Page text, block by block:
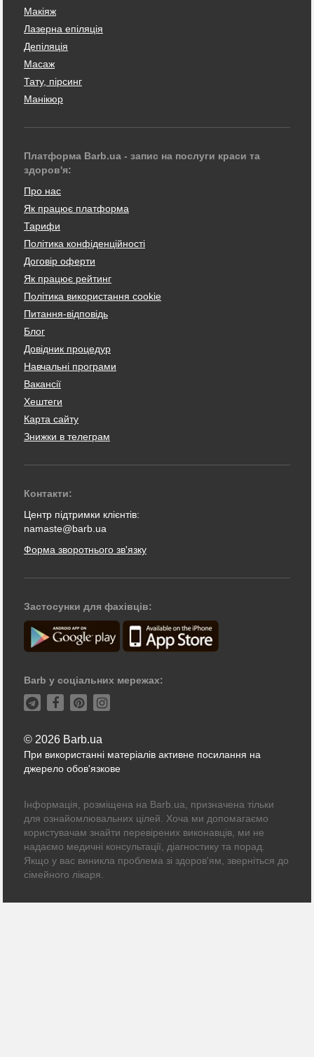
Макіяж
Лазерна епіляція
Депіляція
Масаж
Тату, пірсинг
Манікюр
Платформа Barb.ua - запис на послуги краси та
здоров'я:
Про нас
Як працює платформа
Тарифи
Політика конфіденційності
Договір оферти
Як працює рейтинг
Політика використання cookie
Питання-відповідь
Блог
Довідник процедур
Навчальні програми
Вакансії
Хештеги
Карта сайту
Знижки в телеграм
Контакти:
Центр підтримки клієнтів:
namaste@barb.ua
Форма зворотнього зв'язку
Застосунки для фахівців:
Barb у соціальних мережах:
© 2026 Barb.ua
При використанні матеріалів активне посилання на
джерело обов'язкове
Інформація, розміщена на Barb.ua, призначена тільки
для ознайомлювальних цілей. Хоча ми допомагаємо
користувачам знайти перевірених виконавців, ми не
надаємо медичні консультації, діагностику та порад.
Якщо у вас виникла проблема зі здоров'ям, зверніться до
сімейного лікаря.